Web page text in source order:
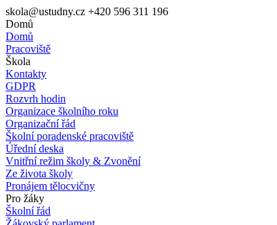
skola@ustudny.cz +420 596 311 196
Domů
Domů
Pracoviště
Škola
Kontakty
GDPR
Rozvrh hodin
Organizace školního roku
Organizační řád
Školní poradenské pracoviště
Úřední deska
Vnitřní režim školy & Zvonění
Ze života školy
Pronájem tělocvičny
Pro žáky
Školní řád